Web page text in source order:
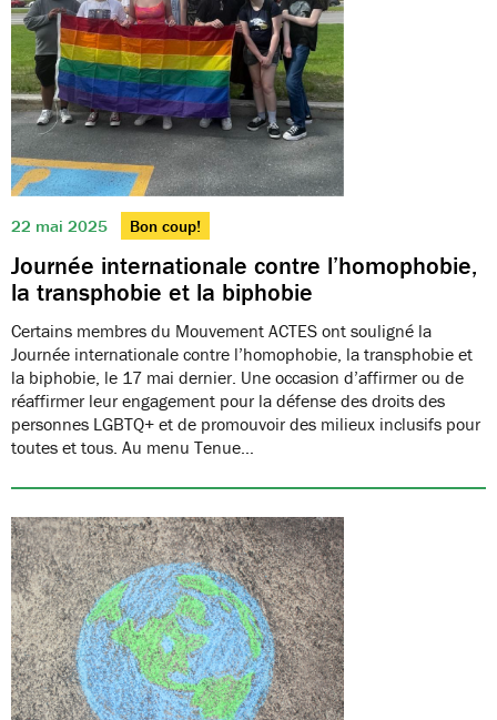
22 mai 2025 Bon coup!
Journée internationale contre l’homophobie,
la transphobie et la biphobie
Certains membres du Mouvement ACTES ont souligné la
Journée internationale contre l’homophobie, la transphobie et
la biphobie, le 17 mai dernier. Une occasion d’affirmer ou de
réaffirmer leur engagement pour la défense des droits des
personnes LGBTQ+ et de promouvoir des milieux inclusifs pour
toutes et tous. Au menu Tenue…